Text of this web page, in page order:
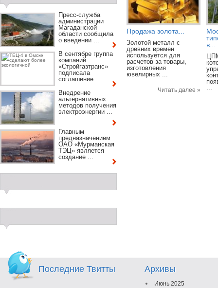
Продажа золота...
Золотой металл с
древних времен
используется для
расчетов за товары,
изготовления
ювелирных ...
Читать далее »
в...
...
Пресс-служба
администрации
Магаданской
области сообщила
о введении ...
В сентябре группа
компаний
«Стройгазтранс»
подписала
соглашение ...
Внедрение
альтернативных
методов получения
электроэнергии ...
Главным
предназначением
ОАО «Мурманская
ТЭЦ» является
создание ...
Последние Твитты Архивы
Июнь 2025